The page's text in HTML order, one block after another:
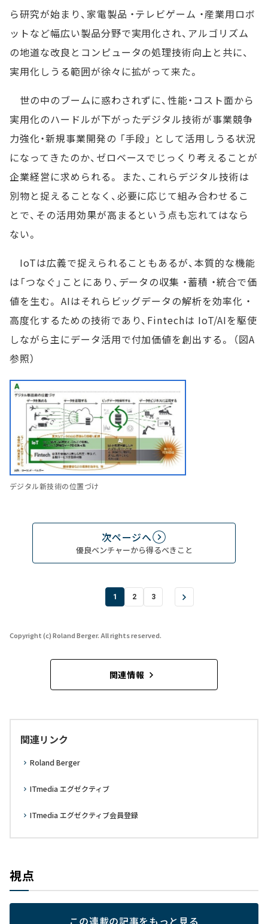
ら研究が始まり、家電製品 ・テレビゲーム ・産業用ロボ
ットなど幅広い製品分野で実用化され、アルゴリズム
の地道な改良とコンピュータの処理技術向上と共に、
実用化しうる範囲が徐々に拡がって来た。
世の中のブームに惑わされずに、性能・コスト面から
実用化のハードルが下がったデジタル技術が事業競争
力強化・新規事業開発の 「手段」 として活用しうる状況
になってきたのか、ゼロベースでじっくり考えることが
企業経営に求められる。 また、これらデジタル技術は
別物と捉えることなく、必要に応じて組み合わせるこ
とで、その活用効果が高まるという点も忘れてはなら
ない。
IoTは広義で捉えられることもあるが、本質的な機能
は「つなぐ」ことにあり、データの収集 ・蓄積 ・統合で価
値を生む。 AIはそれらビッグデータの解析を効率化 ・
高度化するための技術であり、Fintechは IoT/AIを駆使
しながら主にデータ活用で付加価値を創出する。 （図A
参照）
デジタル新技術の位置づけ
次ページへ
優良ベンチャーから得るべきこと
1 2 3
Copyright (c) Roland Berger. All rights reserved.
関連情報
関連リンク
Roland Berger
ITmedia エグゼクティブ
ITmedia エグゼクティブ会員登録
視点